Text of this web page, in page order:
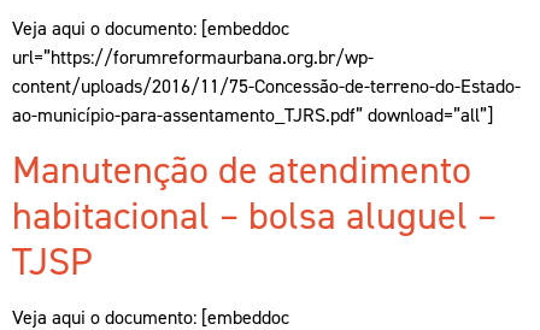
Veja aqui o documento: [embeddoc
url=”https://forumreformaurbana.org.br/wp-
content/uploads/2016/11/75-Concessão-de-terreno-do-Estado-
ao-município-para-assentamento_TJRS.pdf” download=”all”]
Manutenção de atendimento
habitacional – bolsa aluguel –
TJSP
Veja aqui o documento: [embeddoc